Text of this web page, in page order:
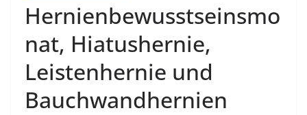
Hernienbewusstseinsmo
nat, Hiatushernie,
Leistenhernie und
Bauchwandhernien